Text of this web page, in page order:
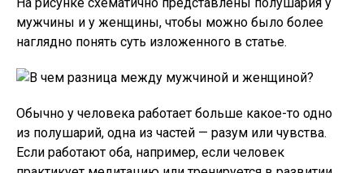
мужчины и у женщины, чтобы можно было более
наглядно понять суть изложенного в статье.
Обычно у человека работает больше какое-то одно
из полушарий, одна из частей — разум или чувства.
Если работают оба, например, если человек